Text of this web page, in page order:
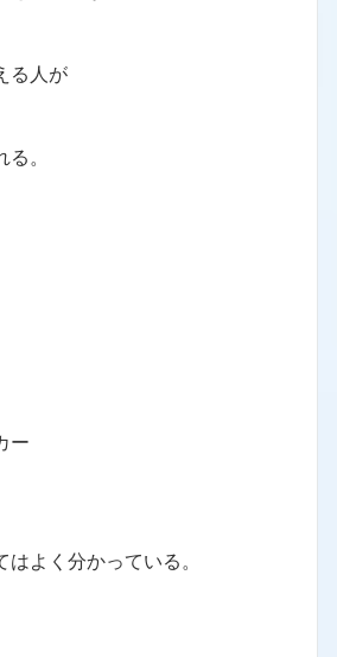
る人が
。
ー
よく分かっている。